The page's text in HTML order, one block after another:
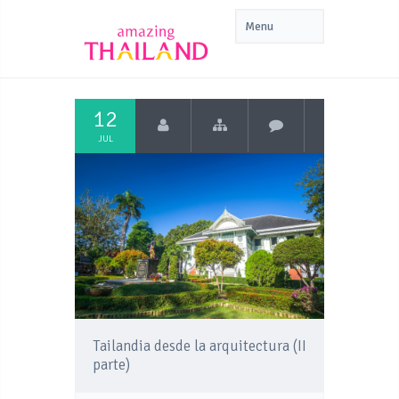
12
JUL
Tailandia desde la arquitectura (II
parte)